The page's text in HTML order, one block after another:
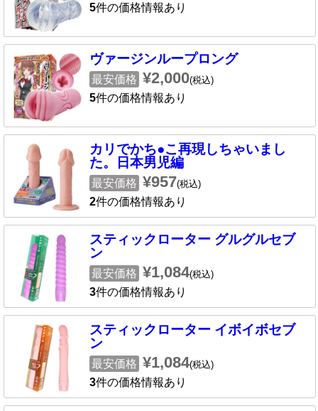
5件の価格情報あり
ヴァージンループロング
最安価格 ¥2,000(税込)
5件の価格情報あり
カリでかち●こ再現しちゃいまし
た。日本男児編
最安価格 ¥957(税込)
2件の価格情報あり
スティックローター グルグルセブ
ン
最安価格 ¥1,084(税込)
3件の価格情報あり
スティックローター イボイボセブ
ン
最安価格 ¥1,084(税込)
3件の価格情報あり